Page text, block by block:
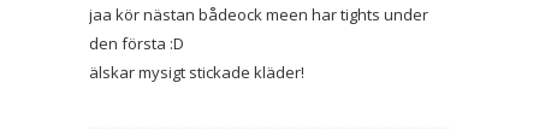
jaa kör nästan bådeock meen har tights under
den första :D
älskar mysigt stickade kläder!